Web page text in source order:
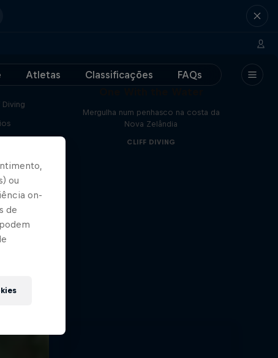
Atletas Classificações FAQs
Mergulha num penhasco na costa da
Nova Zelândia
CLIFF DIVING
ou
on-
de